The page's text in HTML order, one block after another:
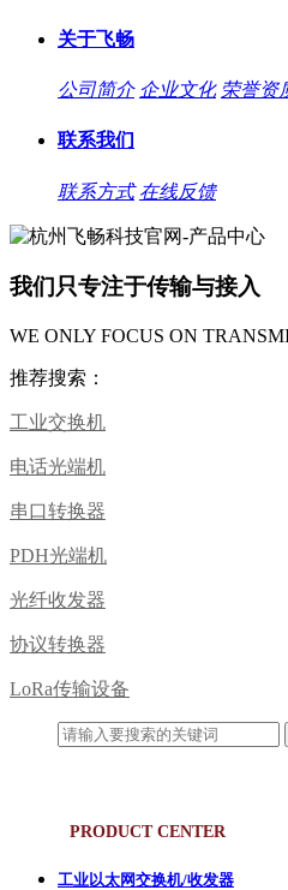
关于飞畅
公司简介 企业文化 荣誉资
联系我们
联系方式 在线反馈
我们只专注于传输与接入
WE ONLY FOCUS ON
推荐搜索：
工业交换机
电话光端机
串口转换器
PDH光端机
光纤收发器
协议转换器
LoRa传输设备
PRODUCT CENTER
工业以太网交换机/收发器